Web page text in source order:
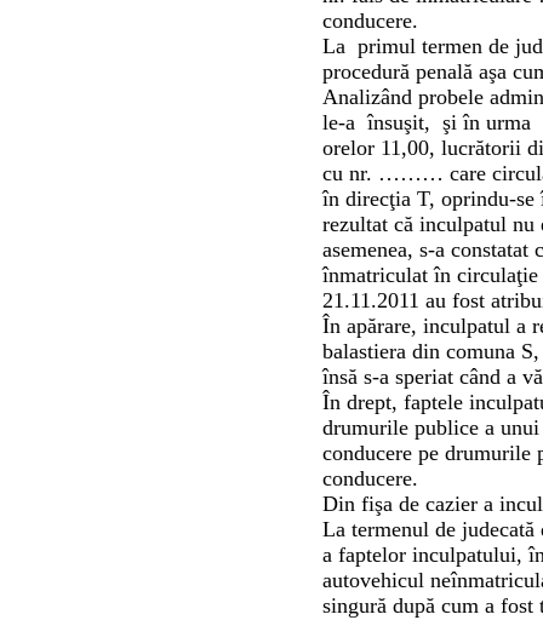
conducere.
La primul termen de
procedură penală aşa
Analizând probele
le-a însuşit, şi în urma
orelor 11,00, lucrătorii
cu nr. ……… care circula
în direcţia T, oprindu-
rezultat că inculpatul nu
asemenea, s-a
înmatriculat în circulaţie
21.11.2011 au fost
În apărare, inculpatul a
balastiera din comuna
însă s-a speriat când a
În drept, faptele
drumurile publice a
conducere pe drumurile
conducere.
Din fişa de cazier a
La termenul de
a faptelor inculpatului,
autovehicul
singură după cum a